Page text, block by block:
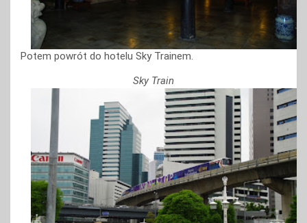
Potem powrót do hotelu Sky Trainem.
Sky Train